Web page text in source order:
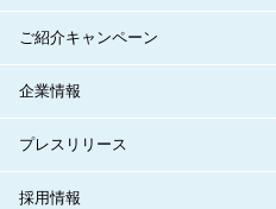
ご紹介キャンペーン
企業情報
プレスリリース
採用情報